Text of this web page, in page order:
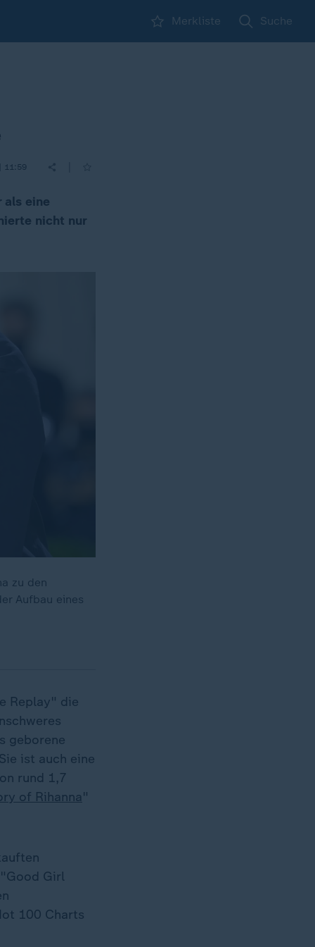
Merkliste Suche
11:59
eine
nicht nur
zu den
Aufbau eines
Replay" die
geborene
ist auch eine
rund 1,7
of Rihanna"
Girl
100 Charts